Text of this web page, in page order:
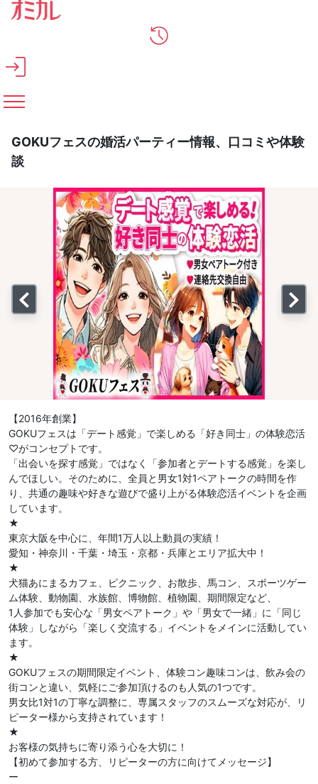
メインコンテンツへスキップ
GOKUフェスの婚活パーティー情報、口コミや体験
談
【2016年創業】
GOKUフェスは「デート感覚」で楽しめる「好き同士」の体験恋活
♡がコンセプトです。
「出会いを探す感覚」ではなく「参加者とデートする感覚」を楽し
んでほしい。そのために、全員と男女1対1ペアトークの時間を作
り、共通の趣味や好きな遊びで盛り上がる体験恋活イベントを企画
しています。
★
東京大阪を中心に、年間1万人以上動員の実績！
愛知・神奈川・千葉・埼玉・京都・兵庫とエリア拡大中！
★
犬猫あにまるカフェ、ピクニック、お散歩、馬コン、スポーツゲー
ム体験、動物園、水族館、博物館、植物園、期間限定など、
1人参加でも安心な「男女ペアトーク」や「男女で一緒」に「同じ
体験」しながら「楽しく交流する」イベントをメインに活動してい
ます。
★
GOKUフェスの期間限定イベント、体験コン趣味コンは、飲み会の
街コンと違い、気軽にご参加頂けるのも人気の1つです。
男女比1対1の丁寧な調整に、専属スタッフのスムーズな対応が、リ
ピーター様から支持されています！
★
お客様の気持ちに寄り添う心を大切に！
【初めて参加する方、リピーターの方に向けてメッセージ】
ー